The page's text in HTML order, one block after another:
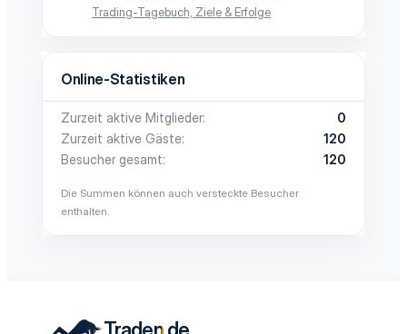
Trading-Tagebuch, Ziele & Erfolge
Online-Statistiken
Zurzeit aktive Mitglieder
0
Zurzeit aktive Gäste
120
Besucher gesamt
120
Die Summen können auch versteckte Besucher
enthalten.